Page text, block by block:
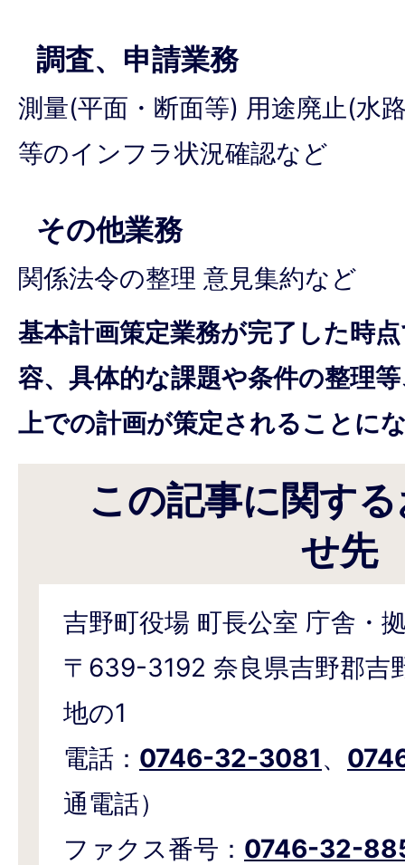
調査、申請業務
測量(平面・断面等) 用途廃止(水
等のインフラ状況確認など
その他業務
関係法令の整理 意見集約など
基本計画策定業務が完了した時
容、具体的な課題や条件の整理
上での計画が策定されることに
この記事に関す
せ先
吉野町役場 町長公室 庁舎・
〒639-3192 奈良県吉野郡吉
地の1
電話： 0746-32-3081、
通電話）
ファクス番号： 0746-32-